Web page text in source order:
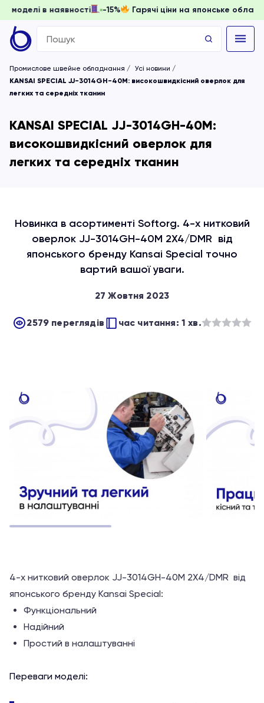
доки моделі в наявності -15% Гарячі ціни на японське
Search
for:
Промислове швейне обладнання
Усі новини
KANSAI SPECIAL JJ-3014GH-40M: високошвидкісний оверлок для
легких та середніх тканин
KANSAI SPECIAL JJ-3014GH-40M:
високошвидкісний оверлок для
легких та середніх тканин
Новинка в асортименті Softorg. 4-х нитковий
оверлок JJ-3014GH-40M 2Х4/DMR від
японського бренду Kansai Special точно
вартий вашої уваги.
27 Жовтня 2023
2579 переглядів час читання: 1 хв.
4-х нитковий оверлок JJ-3014GH-40M 2Х4/DMR від
японського бренду Kansai Special:
Функціональний
Надійний
Простий в налаштуванні
Переваги моделі: